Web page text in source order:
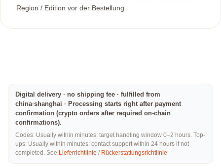
Region / Edition vor der Bestellung.
Digital delivery · no shipping fee · fulfilled from
china·shanghai · Processing starts right after payment
confirmation (crypto orders after required on-chain
confirmations).
Codes: Usually within minutes; target handling window 0–2 hours. Top-
ups: Usually within minutes; contact support within 24 hours if not
completed. See Lieferrichtlinie / Rückerstattungsrichtlinie